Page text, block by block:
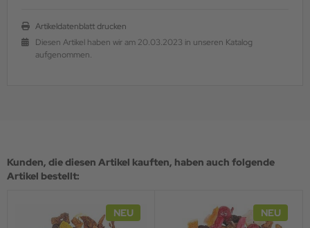
Artikeldatenblatt drucken
Diesen Artikel haben wir am 20.03.2023 in unseren Katalog
aufgenommen.
Kunden, die diesen Artikel kauften, haben auch folgende
Artikel bestellt:
NEU NEU